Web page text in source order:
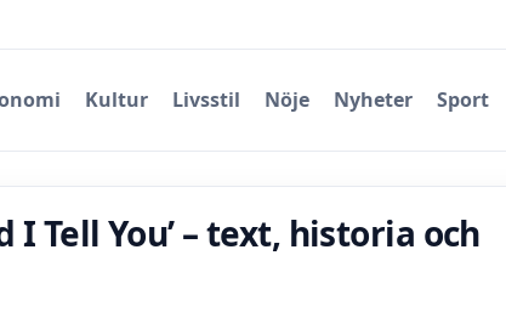
Kultur Livsstil Nöje Nyheter Sport
I Tell You’ – text, historia och